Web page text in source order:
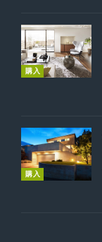
購入
購入